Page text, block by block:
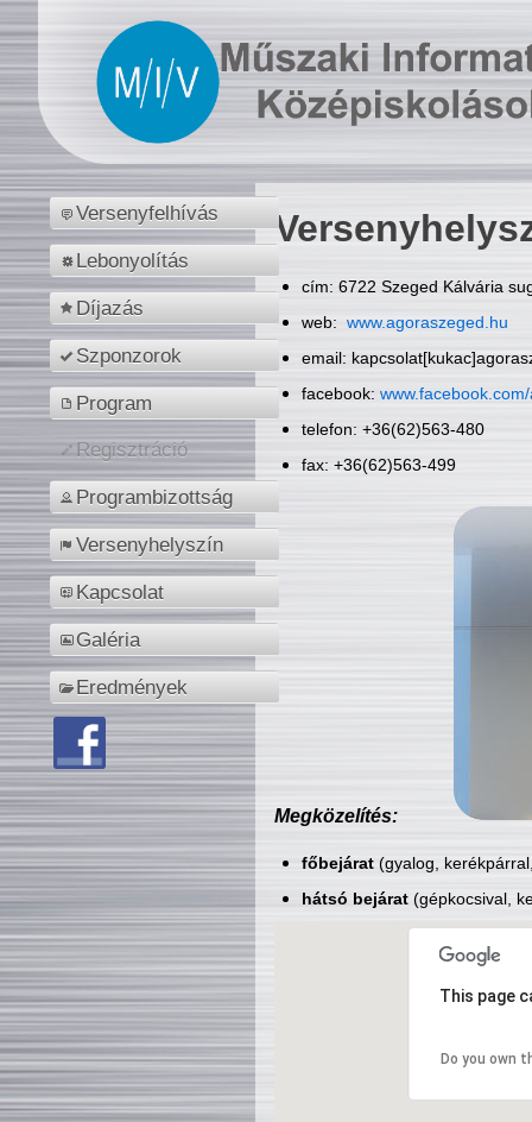
Versenyfelhívás
Lebonyolítás
Díjazás
Szponzorok
Program
Regisztráció
Programbizottság
Versenyhelyszín
Kapcsolat
Galéria
Eredmények
cím: 6722 Szeged Kálvária
web: www.agoraszeged.hu
email:
facebook:
telefon: +36(62)563-480
fax: +36(62)563-499
Megközelítés:
főbejárat(gyalog,
hátsó bejárat(gépkocsival,
This page
Do you own